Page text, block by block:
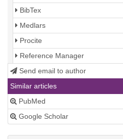
BibTex
Medlars
Procite
Reference Manager
Send email to author
Similar articles
PubMed
Google Scholar